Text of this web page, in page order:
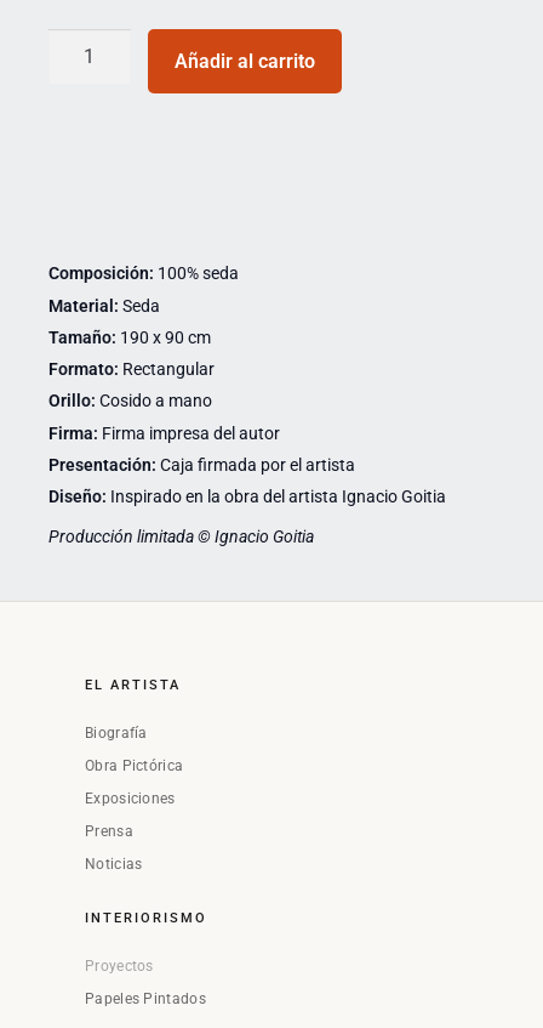
Añadir al carrito
Composición: 100% seda
Material: Seda
Tamaño: 190 x 90 cm
Formato: Rectangular
Orillo: Cosido a mano
Firma: Firma impresa del autor
Presentación: Caja firmada por el artista
Diseño: Inspirado en la obra del artista Ignacio Goitia
Producción limitada © Ignacio Goitia
EL ARTISTA
Biografía
Obra Pictórica
Exposiciones
Prensa
Noticias
INTERIORISMO
Proyectos
Papeles Pintados